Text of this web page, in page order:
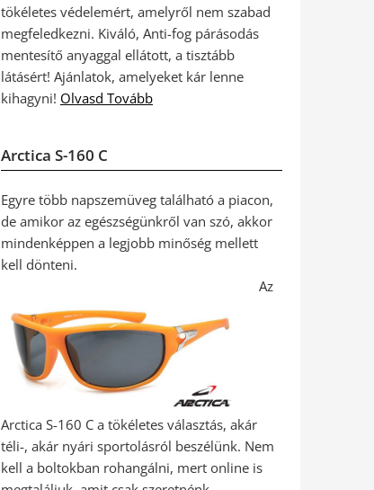
tökéletes védelemért, amelyről nem szabad
megfeledkezni. Kiváló, Anti-fog párásodás
mentesítő anyaggal ellátott, a tisztább
látásért! Ajánlatok, amelyeket kár lenne
kihagyni! Olvasd Tovább
Arctica S-160 C
Egyre több napszemüveg található a piacon,
de amikor az egészségünkről van szó, akkor
mindenképpen a legjobb minőség mellett
kell dönteni.
Az
Arctica S-160 C a tökéletes választás, akár
téli-, akár nyári sportolásról beszélünk. Nem
kell a boltokban rohangálni, mert online is